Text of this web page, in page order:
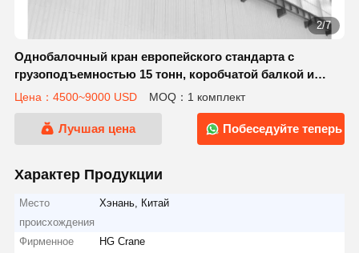
2/7
Однобалочный кран европейского стандарта с
грузоподъемностью 15 тонн, коробчатой ​​балкой и
электрическими компонентами Schneider
Цена：4500~9000 USD MOQ：1 комплект
Лучшая цена Побеседуйте теперь
Характер Продукции
Место
происхождения
Хэнань, Китай
Фирменное
HG Crane